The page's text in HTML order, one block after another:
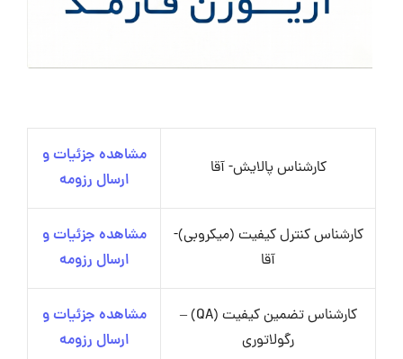
کارشناس پالایش- آقا
مشاهده جزئیات و
ارسال رزومه
کارشناس کنترل کیفیت (میکروبی)-
آقا
مشاهده جزئیات و
ارسال رزومه
کارشناس تضمین کیفیت (QA) –
رگولاتوری
مشاهده جزئیات و
ارسال رزومه